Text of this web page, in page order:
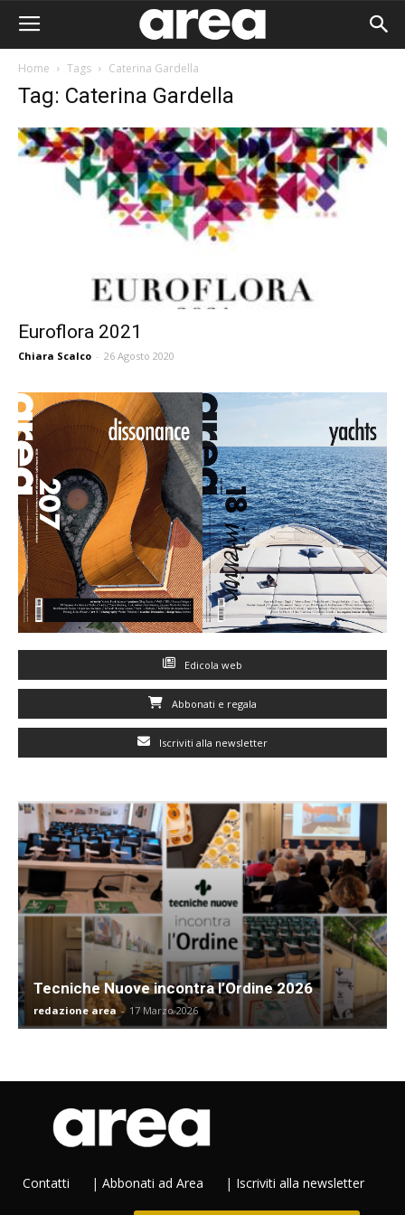
Home Tags Caterina Gardella
Tag: Caterina Gardella
Euroflora 2021
Chiara Scalco - 26 Agosto 2020
Edicola web
Abbonati e regala
Iscriviti alla newsletter
Tecniche Nuove incontra l’Ordine 2026
redazione area - 17 Marzo 2026
Contatti | Abbonati ad Area | Iscriviti alla newsletter